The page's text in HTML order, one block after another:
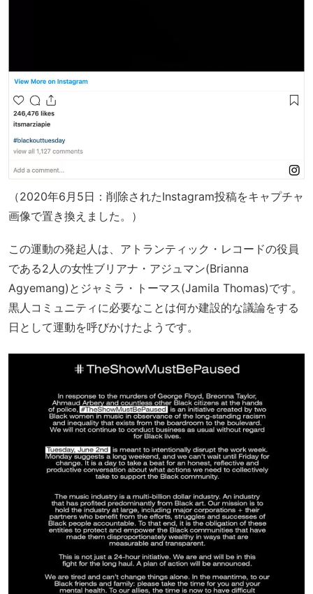
（2020年6月5日：削除されたInstagram投稿をキャプチャ
画像で置き換えました。）
この運動の発起人は、アトランティック・レコードの役員
である2人の女性ブリアナ・アジュマン(Brianna
Agyemang)とジャミラ・トーマス(Jamila Thomas)です。
黒人コミュニティに必要なことは何か建設的な議論をする
日として運動を呼びかけたようです。